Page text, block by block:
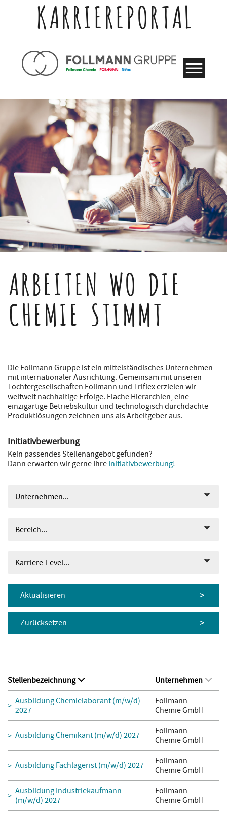
KARRIEREPORTAL
ARBEITEN WO DIE
CHEMIE STIMMT
Die Follmann Gruppe ist ein mittelständisches Unternehmen
mit internationaler Ausrichtung. Gemeinsam mit unseren
Tochtergesellschaften Follmann und Triflex erzielen wir
weltweit nachhaltige Erfolge. Flache Hierarchien, eine
einzigartige Betriebskultur und technologisch durchdachte
Produktlösungen zeichnen uns als Arbeitgeber aus.
Unternehmen...
Bereich...
Karriere-Level...
Aktualisieren
Zurücksetzen
Initiativbewerbung
Kein passendes Stellenangebot gefunden?
Dann erwarten wir gerne Ihre Initiativbewerbung!
Stellenbezeichnung
Unternehmen
Ausbildung Chemielaborant (m/w/d)
2027
Follmann
Chemie GmbH
Ausbildung Chemikant (m/w/d) 2027
Follmann
Chemie GmbH
Ausbildung Fachlagerist (m/w/d) 2027
Follmann
Chemie GmbH
Ausbildung Industriekaufmann
(m/w/d) 2027
Follmann
Chemie GmbH